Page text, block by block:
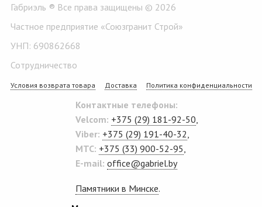
Габриэль ® Все права защищены © 2026
Частное предприятие «Союзгранит Строй»
УНП: 690862668
Сотрудничество
Условия возврата товара Доставка Политика конфиденциальности
Контактные телефоны:
Velcom: +375 (29) 181-92-50
Viber: +375 (29) 191-40-32
MTC: +375 (33) 900-52-95
E-mail: office@gabriel.by
Памятники в Минске.